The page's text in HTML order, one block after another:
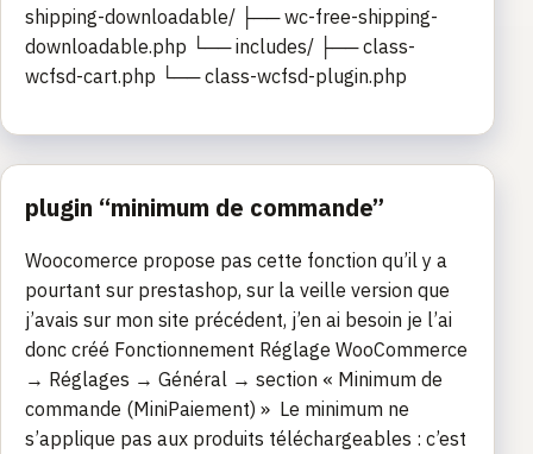
shipping-downloadable/ ├── wc-free-shipping-
downloadable.php └── includes/ ├── class-
wcfsd-cart.php └── class-wcfsd-plugin.php
plugin “minimum de commande”
Woocomerce propose pas cette fonction qu’il y a
pourtant sur prestashop, sur la veille version que
j’avais sur mon site précédent, j’en ai besoin je l’ai
donc créé Fonctionnement Réglage WooCommerce
→ Réglages → Général → section « Minimum de
commande (MiniPaiement) » Le minimum ne
s’applique pas aux produits téléchargeables : c’est